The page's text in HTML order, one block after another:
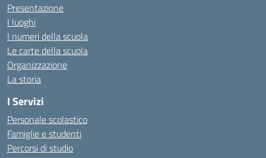
Presentazione
I luoghi
I numeri della scuola
Le carte della scuola
Organizzazione
La storia
I Servizi
Personale scolastico
Famiglie e studenti
Percorsi di studio